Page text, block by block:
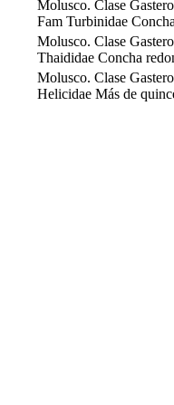
Molusco. Clase
Fam Turbinidae
Molusco. Clase
Thaididae Concha
Molusco. Clase
Helicidae Más de